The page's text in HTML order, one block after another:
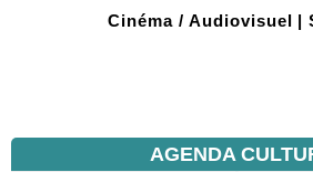
Cinéma / Audiovisuel |
AGENDA